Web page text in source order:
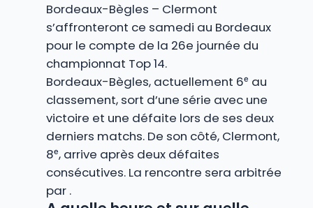
Bordeaux-Bègles – Clermont
s’affronteront ce samedi au Bordeaux
pour le compte de la 26e journée du
championnat Top 14.
Bordeaux-Bègles, actuellement 6ᵉ au
classement, sort d’une série avec une
victoire et une défaite lors de ses deux
derniers matchs. De son côté, Clermont,
8ᵉ, arrive après deux défaites
consécutives. La rencontre sera arbitrée
par .